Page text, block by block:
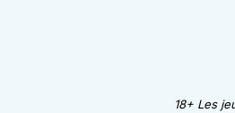
18+ Les